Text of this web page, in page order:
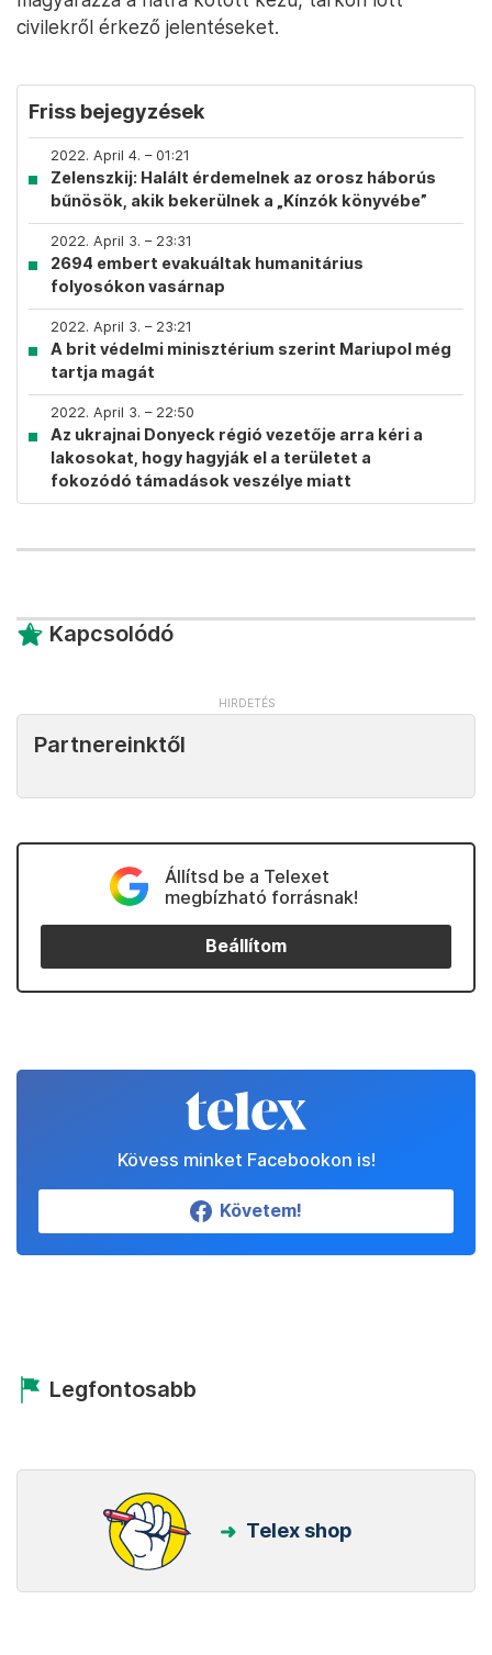
civilekről érkező jelentéseket.
Friss bejegyzések
2022. April 4. – 01:21
Zelenszkij: Halált érdemelnek az orosz háborús
bűnösök, akik bekerülnek a „Kínzók könyvébe”
2022. April 3. – 23:31
2694 embert evakuáltak humanitárius
folyosókon vasárnap
2022. April 3. – 23:21
A brit védelmi minisztérium szerint Mariupol még
tartja magát
2022. April 3. – 22:50
Az ukrajnai Donyeck régió vezetője arra kéri a
lakosokat, hogy hagyják el a területet a
fokozódó támadások veszélye miatt
Kapcsolódó
Partnereinktől
Állítsd be a Telexet
megbízható forrásnak!
Beállítom
Kövess minket Facebookon is!
Követem!
Legfontosabb
Telex shop